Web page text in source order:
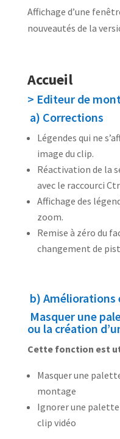
Affichage d’une
nouveautés de la
Accueil
> Editeur de
a) Corrections
Légendes qui ne
image du clip.
Réactivation de la
avec le raccourci
Affichage des
zoom.
Remise à zéro du
changement de
b) Améliorations
Masquer une
ou la création
Cette fonction est
Masquer une
montage
Ignorer une palette
clip vidéo